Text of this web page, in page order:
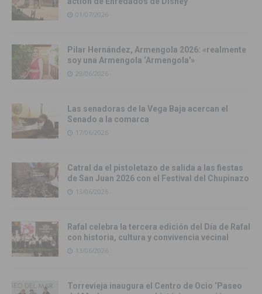
01/07/2026
Pilar Hernández, Armengola 2026: «realmente
soy una Armengola ‘Armengola'»
29/06/2026
Las senadoras de la Vega Baja acercan el
Senado a la comarca
17/06/2026
Catral da el pistoletazo de salida a las fiestas
de San Juan 2026 con el Festival del Chupinazo
13/06/2026
Rafal celebra la tercera edición del Día de Rafal
con historia, cultura y convivencia vecinal
13/06/2026
Torrevieja inaugura el Centro de Ocio ‘Paseo